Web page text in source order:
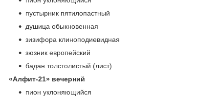
пустырник пятилопастный
душица обыкновенная
зизифора клиноподиевидная
зюзник европейский
бадан толстолистый (лист)
«Алфит-21» вечерний
пион уклоняющийся